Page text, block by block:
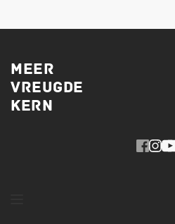
MEER
VREUGDE
KERN